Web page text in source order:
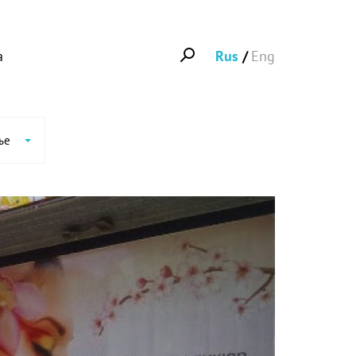
Rus Eng